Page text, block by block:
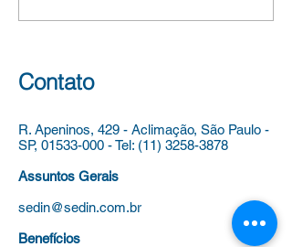
Educação Infantil – CEI Luis
Fernando Verissimo,
Regional de Educação
Capela do Socor
Contato
R. Apeninos, 429 - Aclimação, São Paulo -
SP, 01533-000 -Tel: (11) 3258-3878
Assuntos Gerais
sedin@sedin.com.br
Benefícios